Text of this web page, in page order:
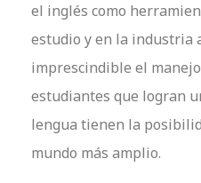
el inglés como
estudio y en la industria
imprescindible el
estudiantes que logran
lengua tienen la
mundo más amplio.